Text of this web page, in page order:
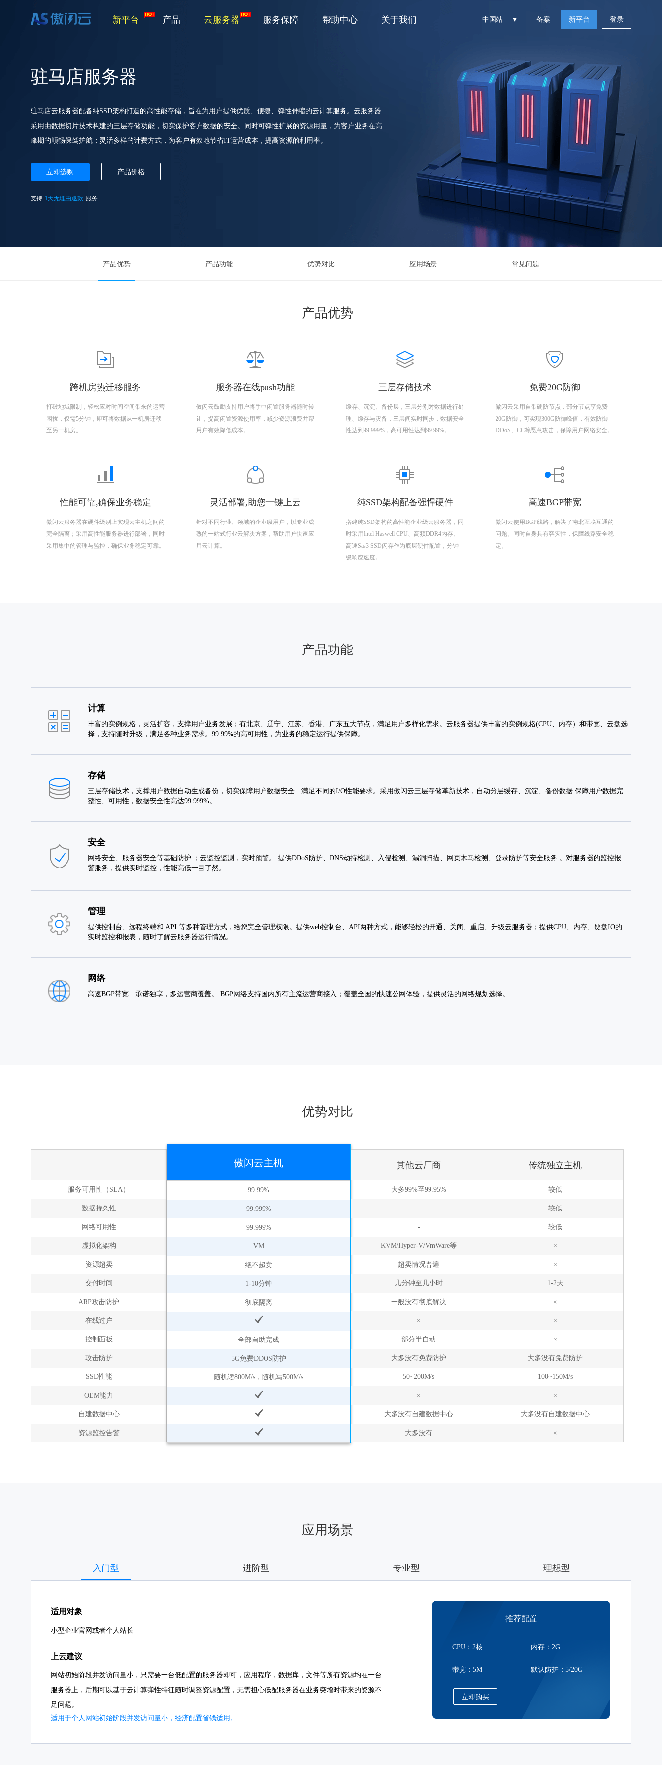
新平台 产品 云服务器 服务保障 帮助中心 关于我们 中国站 备案 新平台 登录
驻马店服务器
驻马店云服务器配备纯SSD架构打造的高性能存储，旨在为用户提供优质、便捷、弹性伸缩的云计算服务。云服务器
采用由数据切片技术构建的三层存储功能，切实保护客户数据的安全。同时可弹性扩展的资源用量，为客户业务在高
峰期的顺畅保驾护航；灵活多样的计费方式，为客户有效地节省IT运营成本，提高资源的利用率。
立即选购 产品价格
支持 1天无理由退款 服务
产品优势 产品功能 优势对比 应用场景 常见问题
产品优势
跨机房热迁移服务
打破地域限制，轻松应对时间空间带来的运营
困扰，仅需5分钟，即可将数据从一机房迁移
至另一机房。
服务器在线push功能
傲闪云鼓励支持用户将手中闲置服务器随时转
让，提高闲置资源使用率，减少资源浪费并帮
用户有效降低成本。
三层存储技术
缓存、沉淀、备份层，三层分别对数据进行处
理、缓存与灾备，三层间实时同步，数据安全
性达到99.999%，高可用性达到99.99%。
免费20G防御
傲闪云采用自带硬防节点，部分节点享免费
20G防御，可实现300G防御峰值，有效防御
DDoS、CC等恶意攻击，保障用户网络安全。
性能可靠,确保业务稳定
傲闪云服务器在硬件级别上实现云主机之间的
完全隔离；采用高性能服务器进行部署，同时
采用集中的管理与监控，确保业务稳定可靠。
灵活部署,助您一键上云
针对不同行业、领域的企业级用户，以专业成
熟的一站式行业云解决方案，帮助用户快速应
用云计算。
纯SSD架构配备强悍硬件
搭建纯SSD架构的高性能企业级云服务器，同
时采用Intel Haswell CPU、高频DDR4内存、
高速Sas3 SSD闪存作为底层硬件配置，分钟
级响应速度。
高速BGP带宽
傲闪云使用BGP线路，解决了南北互联互通的
问题。同时自身具有容灾性，保障线路安全稳
定。
产品功能
计算
丰富的实例规格，灵活扩容，支撑用户业务发展；有北京、辽宁、江苏、香港、广东五大节点，满足用户多样化需求。云服务器提供丰富的实例规格(CPU、内存）和带宽、云盘选
择，支持随时升级，满足各种业务需求。99.99%的高可用性，为业务的稳定运行提供保障。
存储
三层存储技术，支撑用户数据自动生成备份，切实保障用户数据安全，满足不同的I/O性能要求。采用傲闪云三层存储革新技术，自动分层缓存、沉淀、备份数据 保障用户数据完
整性、可用性，数据安全性高达99.999%。
安全
网络安全、服务器安全等基础防护 ；云监控监测，实时预警。 提供DDoS防护、DNS劫持检测、入侵检测、漏洞扫描、网页木马检测、登录防护等安全服务 。对服务器的监控报
警服务，提供实时监控，性能高低一目了然。
管理
提供控制台、远程终端和 API 等多种管理方式，给您完全管理权限。提供web控制台、API两种方式，能够轻松的开通、关闭、重启、升级云服务器；提供CPU、内存、硬盘IO的
实时监控和报表，随时了解云服务器运行情况。
网络
高速BGP带宽，承诺独享，多运营商覆盖。 BGP网络支持国内所有主流运营商接入；覆盖全国的快速公网体验，提供灵活的网络规划选择。
优势对比
服务可用性（SLA）
数据持久性
网络可用性
虚拟化架构
资源超卖
交付时间
ARP攻击防护
在线过户
控制面板
攻击防护
SSD性能
OEM能力
自建数据中心
资源监控告警
傲闪云主机
99.99%
99.999%
99.999%
VM
绝不超卖
1-10分钟
彻底隔离
全部自助完成
5G免费DDOS防护
随机读800M/s，随机写500M/s
其他云厂商
大多99%至99.95%
-
-
KVM/Hyper-V/VmWare等
超卖情况普遍
几分钟至几小时
一般没有彻底解决
×
部分半自动
大多没有免费防护
50~200M/s
×
大多没有自建数据中心
大多没有
传统独立主机
较低
较低
较低
×
×
1-2天
×
×
×
大多没有免费防护
100~150M/s
×
大多没有自建数据中心
×
应用场景
入门型
适用对象
小型企业官网或者个人站长
上云建议
网站初始阶段并发访问量小，只需要一台低配置的服务器即可，应用程序，数据库，文件等所有资源均在一台
服务器上，后期可以基于云计算弹性特征随时调整资源配置，无需担心低配服务器在业务突增时带来的资源不
足问题。
适用于个人网站初始阶段并发访问量小，经济配置省钱适用。
推荐配置
CPU：2核 内存：2G
带宽：5M 默认防护：5/20G
立即购买
进阶型 专业型 理想型